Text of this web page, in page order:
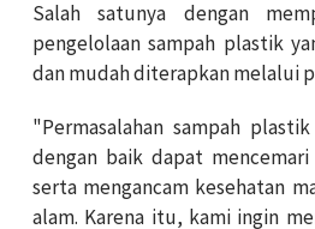
Salah satunya dengan
pengelolaan sampah plastik
dan mudah diterapkan melalui
"Permasalahan sampah
dengan baik dapat
serta mengancam kesehatan
alam. Karena itu, kami ingin